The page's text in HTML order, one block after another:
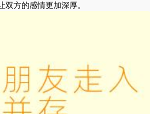
方的感情更加深厚。